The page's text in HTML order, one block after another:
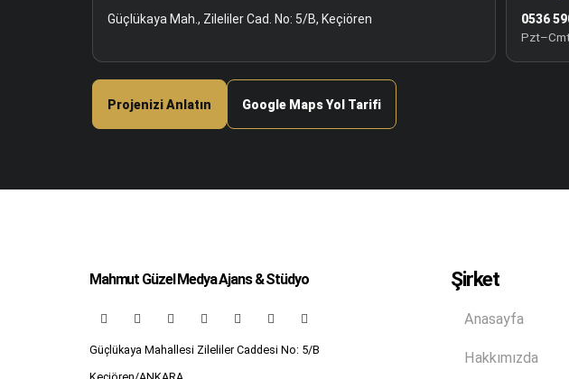
Güçlükaya Mah., Zileliler Cad. No: 5/B, Keçiören 0536
Projenizi Anlatın Google Maps Yol Tarifi
Mahmut Güzel Medya Ajans & Stüdyo
Güçlükaya Mahallesi Zileliler Caddesi No: 5/B
Şirket
Anasayfa
Hakkımızda